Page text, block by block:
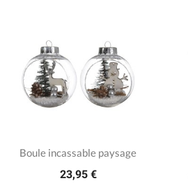
Boule incassable paysage
23,95 €